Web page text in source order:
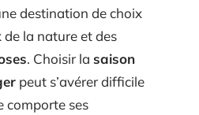
destination de choix
la nature et des
. Choisir la saison
peut s’avérer difficile
comporte ses